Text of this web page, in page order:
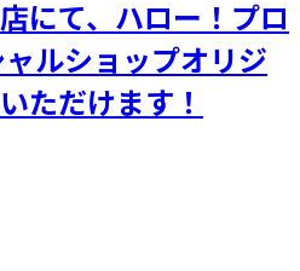
にて、ハロー！プロ
ルショップオリジ
ただけます！